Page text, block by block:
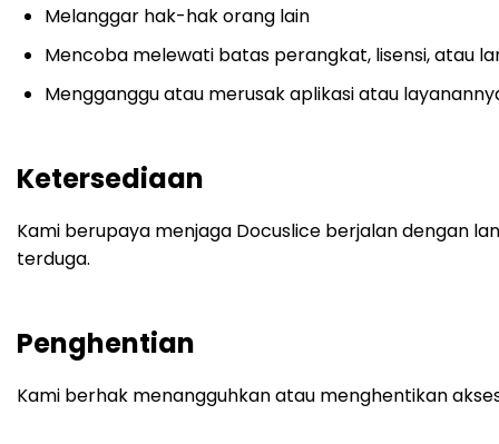
Melanggar hak-hak orang lain
Mencoba melewati batas perangkat, lisensi, atau
Mengganggu atau merusak aplikasi atau
Ketersediaan
Kami berupaya menjaga Docuslice berjalan dengan
terduga.
Penghentian
Kami berhak menangguhkan atau menghentikan